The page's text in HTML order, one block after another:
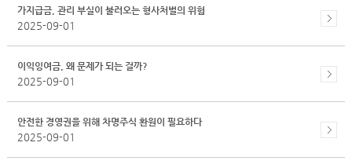
가지급금, 관리 부실이 불러오는 형사처벌의 위험
2025-09-01
이익잉여금, 왜 문제가 되는 걸까?
2025-09-01
안전한 경영권을 위해 차명주식 환원이 필요하다
2025-09-01